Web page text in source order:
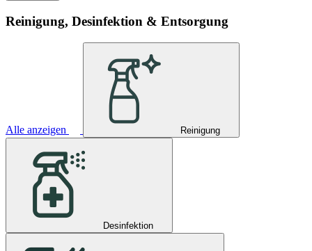
Reinigung, Desinfektion & Entsorgung
Alle anzeigen Reinigung
Desinfektion